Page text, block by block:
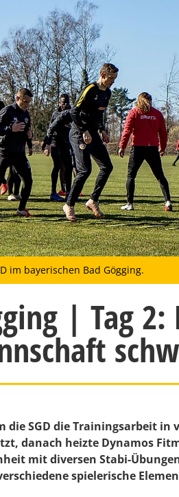
im bayerischen Bad Gögging.
| Tag 2:
SGD die Trainingsarbeit in
danach heizte Dynamos
mit diversen Stabi-
spielerische